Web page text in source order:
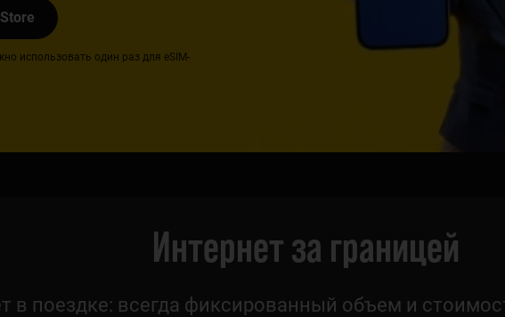
использовать один раз для eSIM-
Интернет за границей
в поездке: всегда фиксированный объем и